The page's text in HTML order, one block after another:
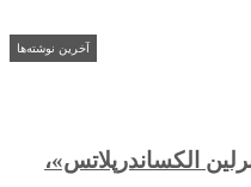
آخرین نوشته‌ها
الکساندرپلاتس»،